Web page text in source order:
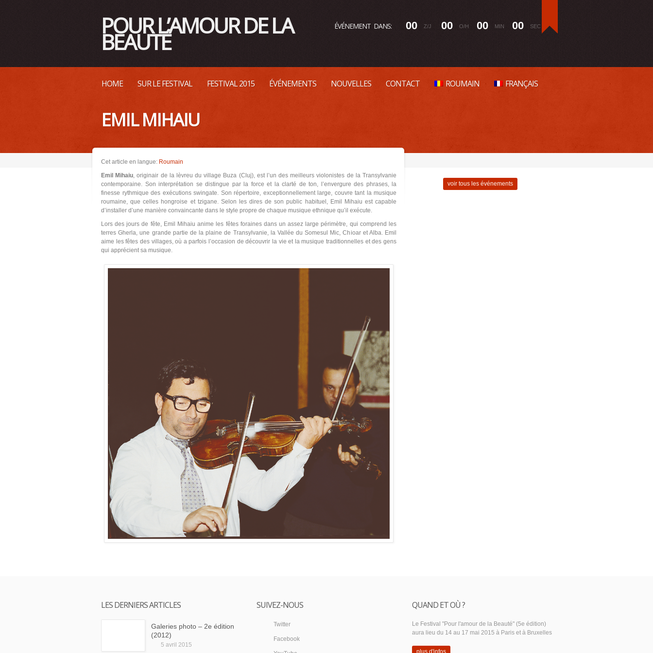
POUR L’AMOUR DE LA
BEAUTÉ
ÉVÉNEMENT DANS: 00 Z/J 00 O/H 00 MIN 00 SEC
HOME SUR LE FESTIVAL FESTIVAL 2015 ÉVÉNEMENTS NOUVELLES CONTACT ROUMAIN FRANÇAIS
EMIL MIHAIU
Cet article en langue: Roumain
Emil Mihaiu, originair de la lèvreu du village Buza (Cluj), est l’un des meilleurs violonistes de la Transylvanie
contemporaine. Son interprétation se distingue par la force et la clarté de ton, l’envergure des phrases, la
finesse rythmique des exécutions swingate. Son répertoire, exceptionnellement large, couvre tant la musique
roumaine, que celles hongroise et tzigane. Selon les dires de son public habituel, Emil Mihaiu est capable
d’installer d’une manière convaincante dans le style propre de chaque musique ethnique qu’il exécute.
Lors des jours de fête, Emil Mihaiu anime les fêtes foraines dans un assez large périmètre, qui comprend les
terres Gherla, une grande partie de la plaine de Transylvanie, la Vallée du Somesul Mic, Chioar et Alba. Emil
aime les fêtes des villages, où a parfois l’occasion de découvrir la vie et la musique traditionnelles et des gens
qui apprécient sa musique.
voir tous les événements
LES DERNIERS ARTICLES
Galeries photo – 2e édition
(2012)
5 avril 2015
SUIVEZ-NOUS
Twitter
Facebook
QUAND ET OÙ ?
Le Festival "Pour l'amour de la Beauté" (5e édition)
aura lieu du 14 au 17 mai 2015 à Paris et à Bruxelles